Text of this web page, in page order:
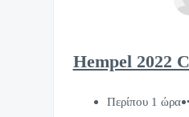
Hempel 2022
Περίπου 1 ώρα